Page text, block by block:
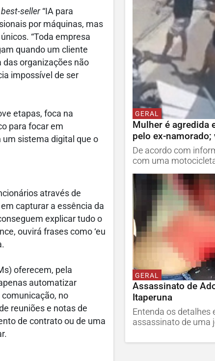
best-seller“IA para
por máquinas, mas
“Toda empresa
quando um cliente
das organizações não
impossível de ser
etapas, foca na
para focar em
sistema digital que o
através de
capturar a essência da
explicar tudo o
ouvirá frases como ‘eu
oferecem, pela
automatizar
no
reuniões e notas de
de contrato ou de uma
GERAL
Mulher é agredida
pelo ex-namorado;
De acordo com
com uma
GERAL
Assassinato de
Itaperuna
Entenda os
assassinato de uma